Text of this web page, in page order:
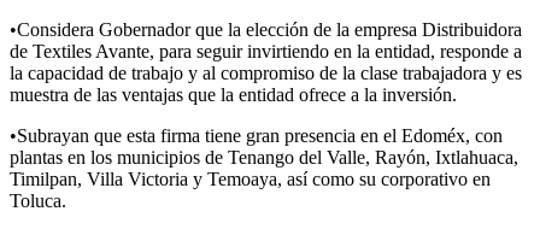
•Considera Gobernador que la elección de la empresa Distribuidora
de Textiles Avante, para seguir invirtiendo en la entidad, responde a
la capacidad de trabajo y al compromiso de la clase trabajadora y es
muestra de las ventajas que la entidad ofrece a la inversión.
•Subrayan que esta firma tiene gran presencia en el Edoméx, con
plantas en los municipios de Tenango del Valle, Rayón, Ixtlahuaca,
Timilpan, Villa Victoria y Temoaya, así como su corporativo en
Toluca.